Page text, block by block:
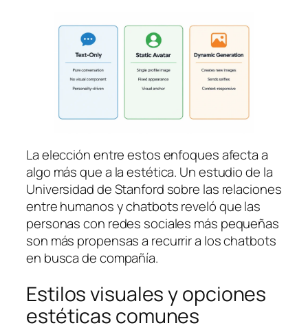
La elección entre estos enfoques afecta a
algo más que a la estética. Un estudio de la
Universidad de Stanford sobre las relaciones
entre humanos y chatbots reveló que las
personas con redes sociales más pequeñas
son más propensas a recurrir a los chatbots
en busca de compañía.
Estilos visuales y opciones
estéticas comunes